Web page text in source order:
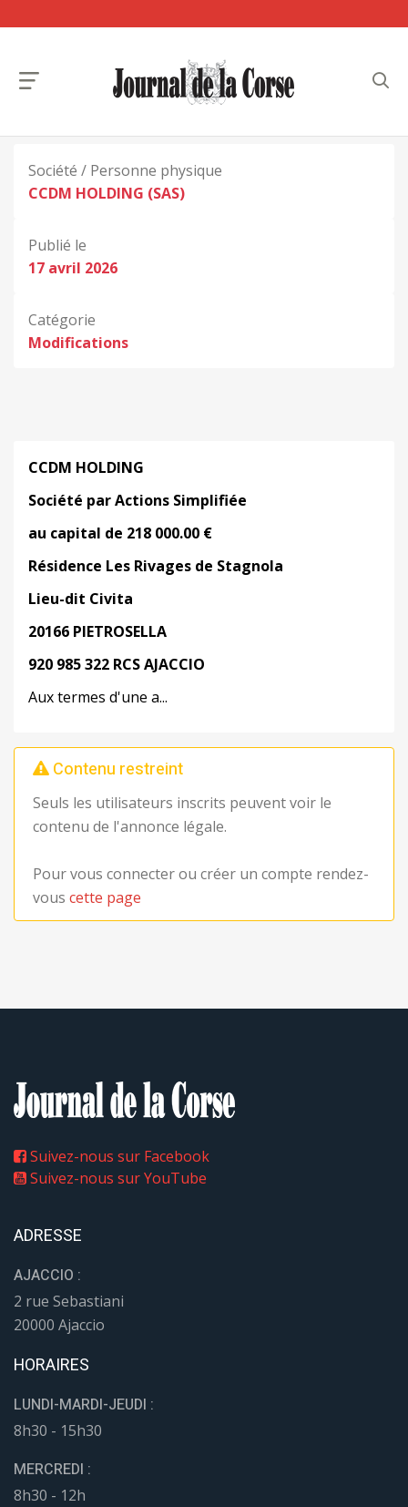
Société / Personne physique
CCDM HOLDING (SAS)
Publié le
17 avril 2026
Catégorie
Modifications
CCDM HOLDING
Société par Actions Simplifiée
au capital de 218 000.00 €
Résidence Les Rivages de Stagnola
Lieu-dit Civita
20166 PIETROSELLA
920 985 322 RCS AJACCIO
Aux termes d'une a...
Contenu restreint
Seuls les utilisateurs inscrits peuvent voir le
contenu de l'annonce légale.
Pour vous connecter ou créer un compte rendez-
vous cette page
Suivez-nous sur Facebook
Suivez-nous sur YouTube
ADRESSE
AJACCIO :
2 rue Sebastiani
20000 Ajaccio
HORAIRES
LUNDI-MARDI-JEUDI :
8h30 - 15h30
MERCREDI :
8h30 - 12h